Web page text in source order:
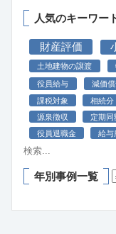
人気のキーワー
財産評価
土地建物の譲渡
役員給与 減価償
課税対象
相続分
源泉徴収
定期同
役員退職金
給与
年別事例一覧